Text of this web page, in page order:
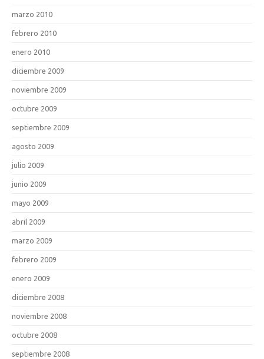
marzo 2010
febrero 2010
enero 2010
diciembre 2009
noviembre 2009
octubre 2009
septiembre 2009
agosto 2009
julio 2009
junio 2009
mayo 2009
abril 2009
marzo 2009
febrero 2009
enero 2009
diciembre 2008
noviembre 2008
octubre 2008
septiembre 2008